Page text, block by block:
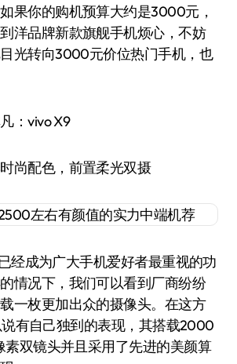
果你的购机预算大约是3000元，
洋品牌新款旗舰手机烦心，不妨
光转向3000元价位热门手机，也
：vivo X9
尚配色，前置柔光双摄
经成为广大手机爱好者最重视的功
情况下，我们可以看到厂商纷纷
一枚更加出众的摄像头。在这方
有自己独到的表现，其搭载2000
双镜头并且采用了先进的美颜算